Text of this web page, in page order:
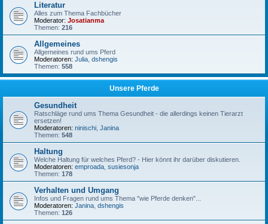
Literatur
Alles zum Thema Fachbücher
Moderator: Josatianma
Themen: 216
Allgemeines
Allgemeines rund ums Pferd
Moderatoren: Julia dshengis
Themen: 558
Unsere Pferde
Gesundheit
Ratschläge rund ums Thema Gesundheit - die allerdings keinen Tierarzt
ersetzen!
Moderatoren: ninischi Janina
Themen: 548
Haltung
Welche Haltung für welches Pferd? - Hier könnt ihr darüber diskutieren.
Moderatoren: emproada susiesonja
Themen: 178
Verhalten und Umgang
Infos und Fragen rund ums Thema "wie Pferde denken"...
Moderatoren: Janina dshengis
Themen: 126